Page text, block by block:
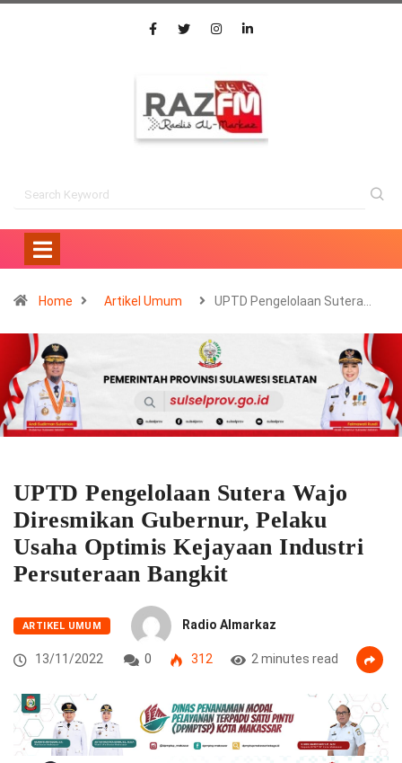
Home Artikel Umum UPTD Pengelolaan Sutera…
UPTD Pengelolaan Sutera Wajo
Diresmikan Gubernur, Pelaku
Usaha Optimis Kejayaan Industri
Persuteraan Bangkit
ARTIKEL UMUM Radio Almarkaz
13/11/2022 0 312 2 minutes read